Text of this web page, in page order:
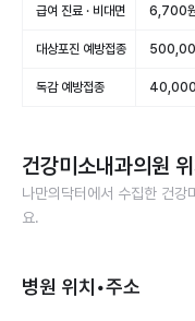
급여 진료 · 비대면 6,700
대상포진 예방접종
독감 예방접종
건강미소내과의원
나만의닥터에서 수집한 건강
요.
병원 위치•주소